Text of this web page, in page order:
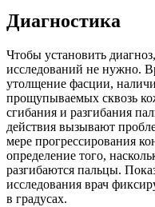
Диагностика
Чтобы установить
исследований не нужно.
утолщение фасции,
прощупываемых сквозь
сгибания и разгибания
действия вызывают
мере прогрессирования
определение того,
разгибаются пальцы.
исследования врач
в градусах.